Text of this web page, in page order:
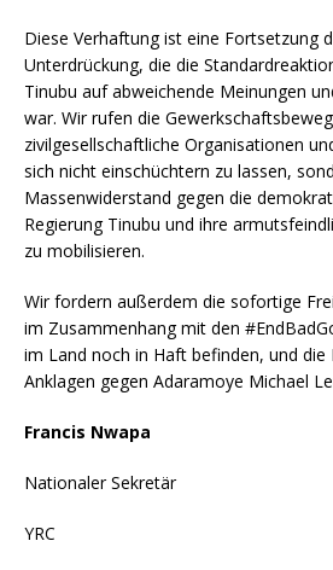
Diese Verhaftung ist eine Fortsetzung
Unterdrückung, die die
Tinubu auf abweichende Meinungen
war. Wir rufen die
zivilgesellschaftliche Organisationen
sich nicht einschüchtern zu lassen,
Massenwiderstand gegen die
Regierung Tinubu und ihre
zu mobilisieren.
Wir fordern außerdem die sofortige
im Zusammenhang mit den
im Land noch in Haft befinden, und die
Anklagen gegen Adaramoye Michael
Francis Nwapa
Nationaler Sekretär
YRC